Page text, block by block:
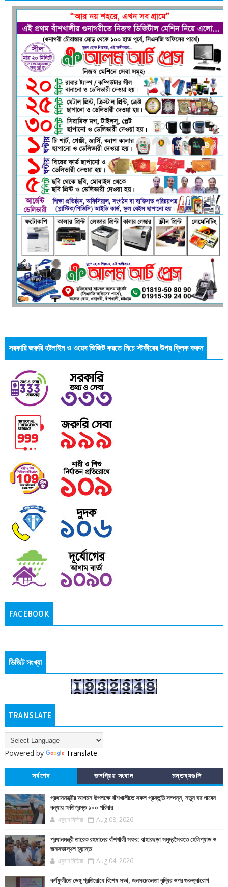
সরকারি জরুরি হটলাইন ও ওয়েব ভিজিট করতে নিচে স্টকীরের উপর ক্লিক করুন
FACEBOOK
ভিজিট সংখ্যা
TRANSLATE
Powered by Translate
সর্বশেষ জনপ্রিয় সংবাদ মন্তব্যগুলি
প্রধানমন্ত্রীর আগমন উপলক্ষে বাঁশখালীতে সকল প্রস্তুতি সম্পন্ন, নতুন ঘর পাবেন
বন্যায় ক্ষতিগ্রস্ত ১০০ পরিবার
একুশে মিডিয়া Aug 08, 2026
প্রধানমন্ত্রী তারেক রহমানের বাঁশখালী সফর: বাহারছড়া সমুদ্রসৈকতে হেলিপ্যাড ও
জনসভাস্থল চূড়ান্ত
একুশে মিডিয়া Aug 04, 2026
কর্ণফুলীতে ডেঙ্গু প্রতিরোধে বিশেষ সভা, জনসচেতনতা বৃদ্ধির ওপর গুরুত্বারোপ